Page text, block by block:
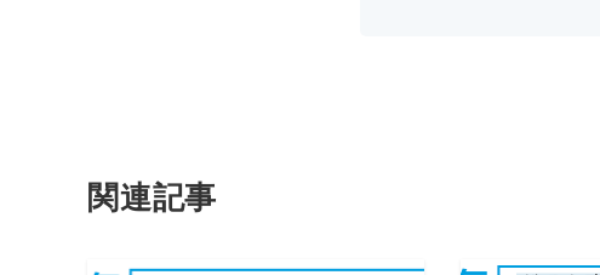
関連記事